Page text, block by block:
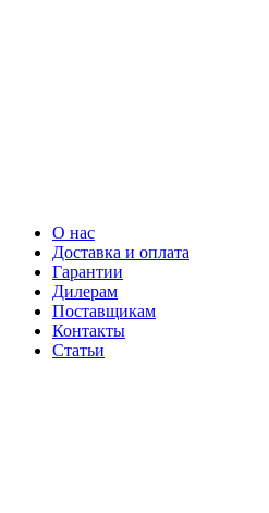
О нас
Доставка и оплата
Гарантии
Дилерам
Поставщикам
Контакты
Статьи